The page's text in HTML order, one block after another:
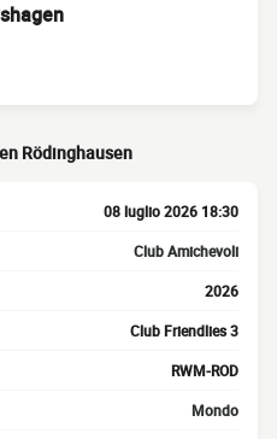
Rödinghausen
08 luglio 2026 18:30
Club Amichevoli
2026
Club Friendlies 3
RWM-ROD
Mondo